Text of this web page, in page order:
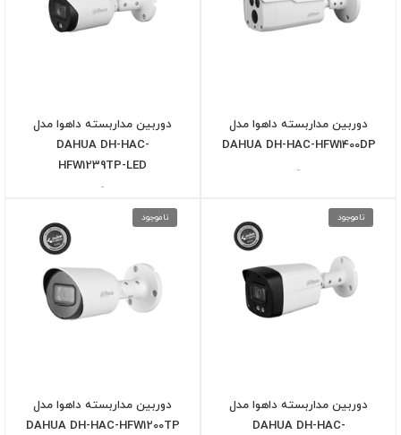
دوربین مداربسته داهوا مدل
DAHUA DH-HAC-HFW1400DP
-
دوربین مداربسته داهوا مدل
DAHUA DH-HAC-
HFW1239TP-LED
-
ناموجود
دوربین مداربسته داهوا مدل
DAHUA DH-HAC-
ناموجود
دوربین مداربسته داهوا مدل
DAHUA DH-HAC-HFW1200TP